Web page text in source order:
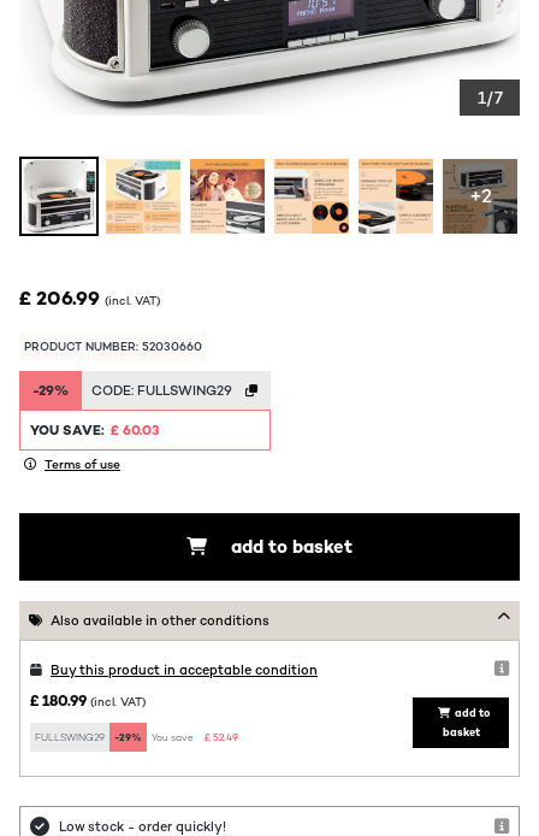
1/7
+2
£ 206.99 (incl. VAT)
PRODUCT NUMBER: 52030660
-29% CODE: FULLSWING29
YOU SAVE: £ 60.03
Terms of use
add to basket
Also available in other conditions
Buy this product in acceptable condition
£ 180.99 (incl. VAT)
FULLSWING29 -29% You save: £ 52.49
add to
basket
Low stock - order quickly!